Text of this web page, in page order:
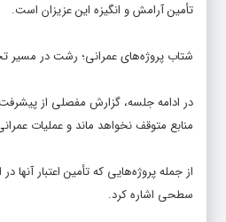
تأمین آرامش و انگیزه این عزیزان است.
شتاب پروژه‌های عمرانی؛ رشت در مسیر
در ادامه جلسه، گزارش مفصلی از
منابع متوقف نخواهد ماند و عملیات
از جمله پروژه‌هایی که تأمین اعتبار
سطحی اشاره کرد.